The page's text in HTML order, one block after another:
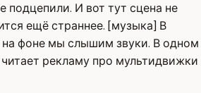
подцепили. И вот тут сцена не
ещё страннее. [музыка] В
на фоне мы слышим звуки. В одном
рекламу про мультидвижки